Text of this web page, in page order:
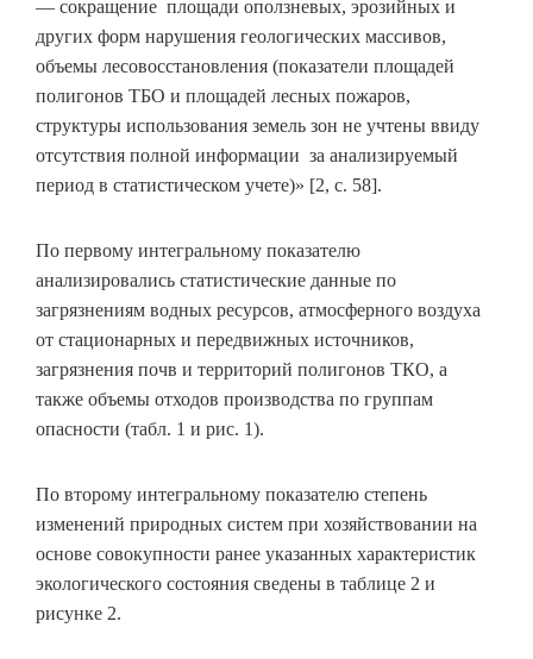
— сокращение площади оползневых, эрозийных и
других форм нарушения геологических массивов,
объемы лесовосстановления (показатели площадей
полигонов ТБО и площадей лесных пожаров,
структуры использования земель зон не учтены ввиду
отсутствия полной информации за анализируемый
период в статистическом учете)» [2, с. 58].
По первому интегральному показателю
анализировались статистические данные по
загрязнениям водных ресурсов, атмосферного воздуха
от стационарных и передвижных источников,
загрязнения почв и территорий полигонов ТКО, а
также объемы отходов производства по группам
опасности (табл. 1 и рис. 1).
По второму интегральному показателю степень
изменений природных систем при хозяйствовании на
основе совокупности ранее указанных характеристик
экологического состояния сведены в таблице 2 и
рисунке 2.